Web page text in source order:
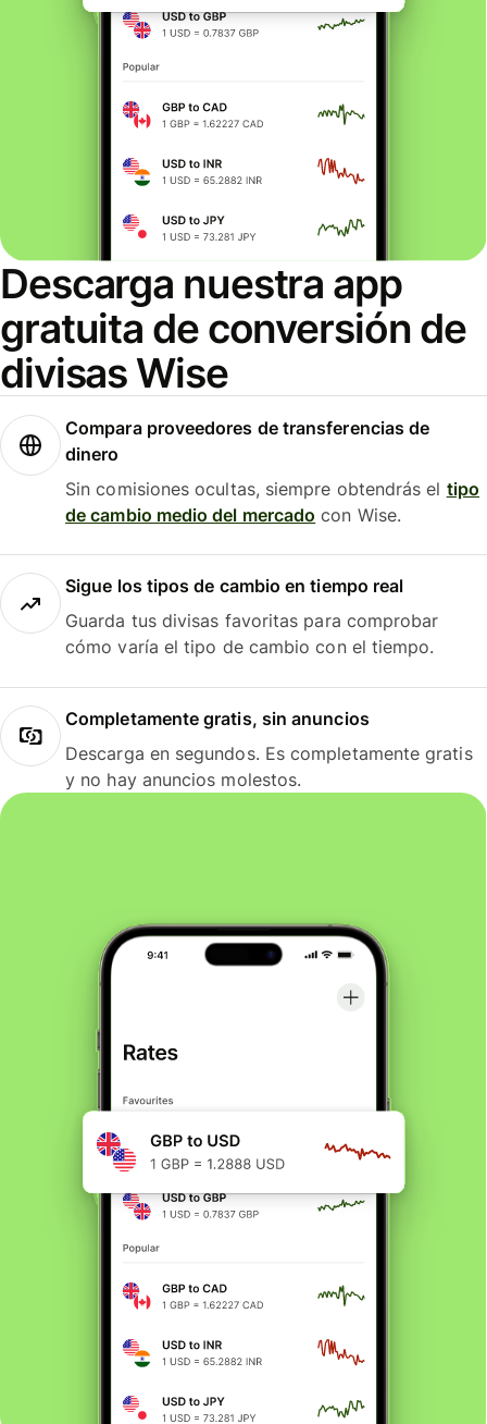
Descarga nuestra app
gratuita de conversión de
divisas Wise
Compara proveedores de transferencias de
dinero
Sin comisiones ocultas, siempre obtendrás el tipo
de cambio medio del mercado con Wise.
Sigue los tipos de cambio en tiempo real
Guarda tus divisas favoritas para comprobar
cómo varía el tipo de cambio con el tiempo.
Completamente gratis, sin anuncios
Descarga en segundos. Es completamente gratis
y no hay anuncios molestos.